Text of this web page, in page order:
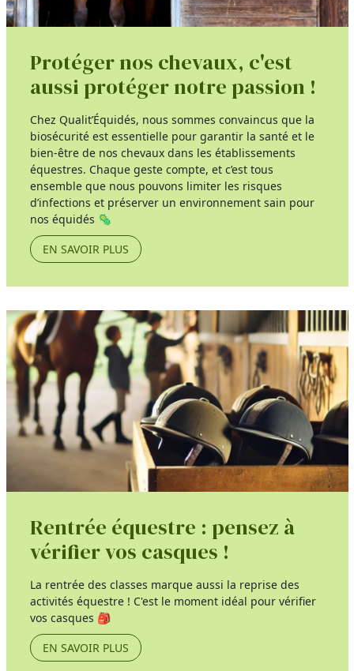
Protéger nos chevaux, c'est
aussi protéger notre passion !
Chez Qualit’Équidés, nous sommes convaincus que la
biosécurité est essentielle pour garantir la santé et le
bien-être de nos chevaux dans les établissements
équestres. Chaque geste compte, et c’est tous
ensemble que nous pouvons limiter les risques
d’infections et préserver un environnement sain pour
nos équidés 🦠
EN SAVOIR PLUS
Rentrée équestre : pensez à
vérifier vos casques !
La rentrée des classes marque aussi la reprise des
activités équestre ! C'est le moment idéal pour vérifier
vos casques 🎒
EN SAVOIR PLUS